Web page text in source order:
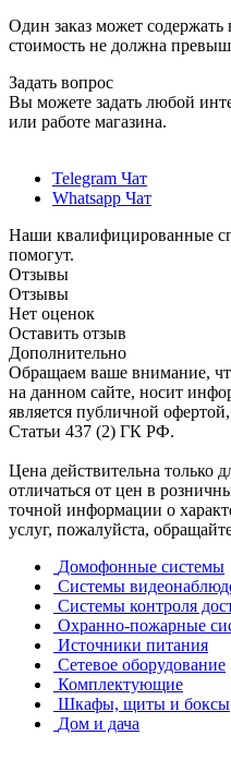
Один заказ может
стоимость не должна
Задать вопрос
Вы можете задать любой
или работе магазина.
Telegram Чат
Whatsapp Чат
Наши квалифицированные
помогут.
Отзывы
Отзывы
Нет оценок
Оставить отзыв
Дополнительно
Обращаем ваше внимание,
на данном сайте, носит
является публичной
Статьи 437 (2) ГК РФ.
Цена действительна только
отличаться от цен в
точной информации о
услуг, пожалуйста,
Домофонные системы
Системы
Системы контроля
Охранно-пожарные
Источники питания
Сетевое оборудование
Комплектующие
Шкафы, щиты и боксы
Дом и дача